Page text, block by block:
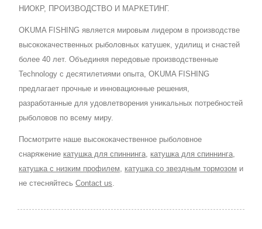
НИОКР, ПРОИЗВОДСТВО И МАРКЕТИНГ.
OKUMA FISHING является мировым лидером в производстве
высококачественных рыболовных катушек, удилищ и снастей
более 40 лет. Объединяя передовые производственные
Technology с десятилетиями опыта, OKUMA FISHING
предлагает прочные и инновационные решения,
разработанные для удовлетворения уникальных потребностей
рыболовов по всему миру.
Посмотрите наше высококачественное рыболовное
снаряжение катушка для спиннинга катушка для спиннинга
катушка с низким профилем
катушка со звездным тормозом и
не стесняйтесь Contact us